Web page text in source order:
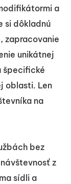
a
si dôkladnú
zapracovanie
unikátnej
špecifické
oblasti. Len
na
bez
z
sídli a